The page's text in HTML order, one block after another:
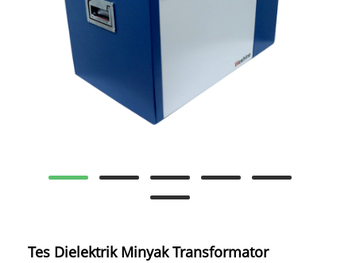
Tes Dielektrik Minyak Transformator